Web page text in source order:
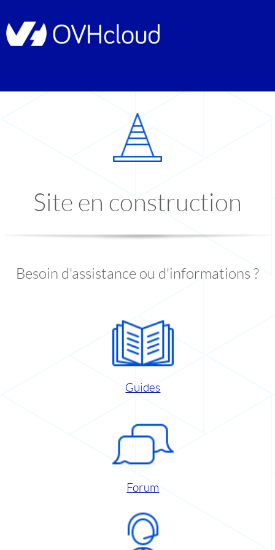
Site en construction
Besoin d'assistance ou d'informations ?
Guides
Forum